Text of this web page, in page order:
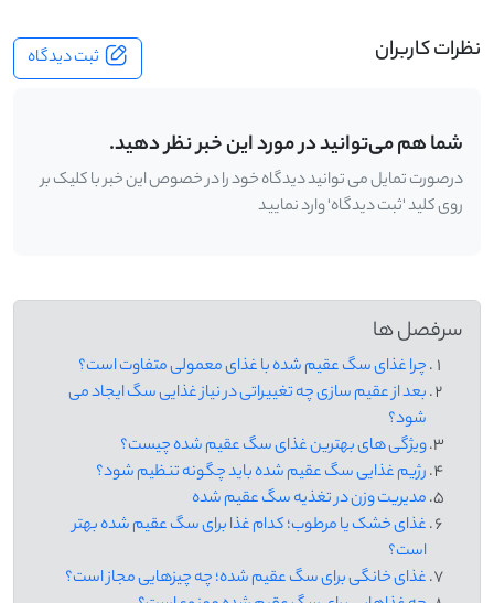
نظرات کاربران ثبت دیدگاه
شما هم می‌توانید در مورد این خبر نظر دهید.
درصورت تمایل می توانید دیدگاه خود را در خصوص این خبر با کلیک بر
روی کلید 'ثبت دیدگاه' وارد نمایید
سرفصل ها
چرا غذای سگ عقیم شده با غذای معمولی متفاوت است؟
بعد از عقیم سازی چه تغییراتی در نیاز غذایی سگ ایجاد می
شود؟
ویژگی های بهترین غذای سگ عقیم شده چیست؟
رژیم غذایی سگ عقیم شده باید چگونه تنظیم شود؟
مدیریت وزن در تغذیه سگ عقیم شده
غذای خشک یا مرطوب؛ کدام غذا برای سگ عقیم شده بهتر
است؟
غذای خانگی برای سگ عقیم شده؛ چه چیزهایی مجاز است؟